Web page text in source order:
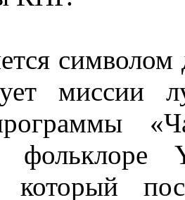
миссии
который